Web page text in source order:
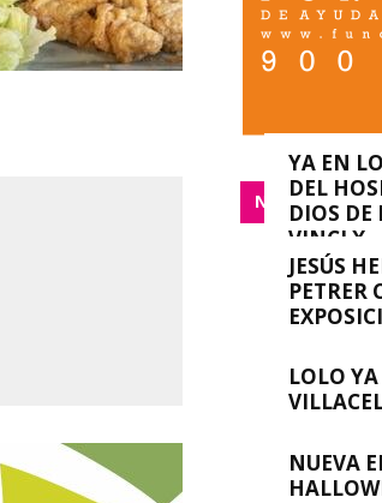
NACIONAL
YA EN
DEL
DIOS DE
VINCI X
redacción
JESÚS
PETRER
LOLO
NUEVA